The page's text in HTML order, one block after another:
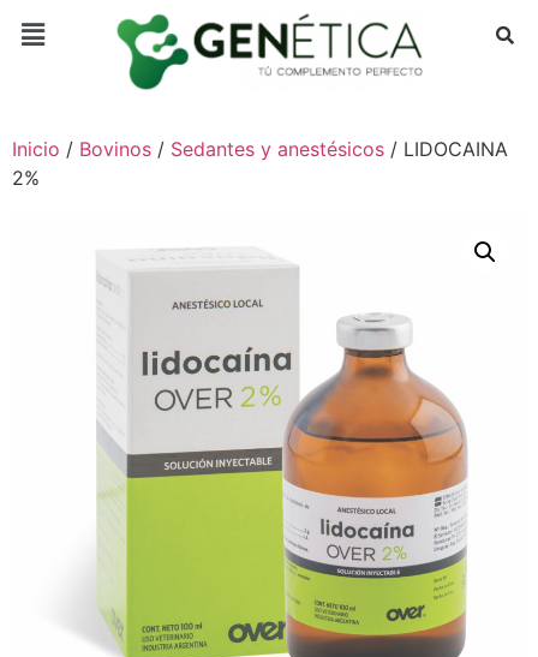
Inicio / Bovinos / Sedantes y anestésicos / LIDOCAINA
2%